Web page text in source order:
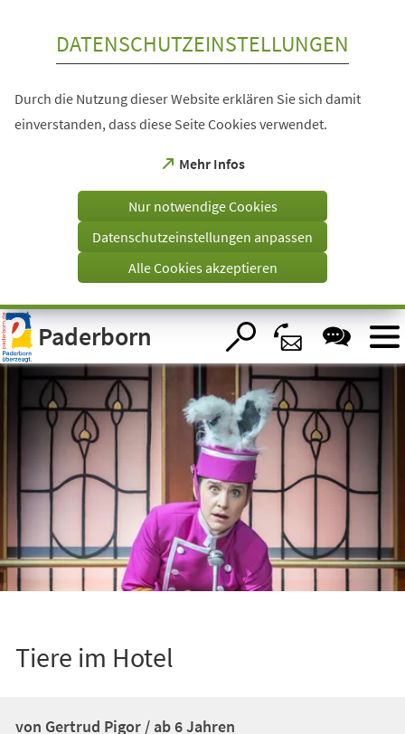
Visuelle
Assistenzsoftware
öffnen.
DATENSCHUTZEINSTELLUNGEN
Durch die Nutzung dieser Website erklären Sie sich damit
einverstanden, dass diese Seite Cookies verwendet.
Mehr Infos
(Öffnet
einem
Tab)
Nur notwendige Cookies
Datenschutzeinstellungen anpassen
Alle Cookies akzeptieren
Paderborn
Tiere im Hotel
von Gertrud Pigor / ab 6 Jahren